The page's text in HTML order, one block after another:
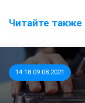
Читайте также
14:18 09.08.2021